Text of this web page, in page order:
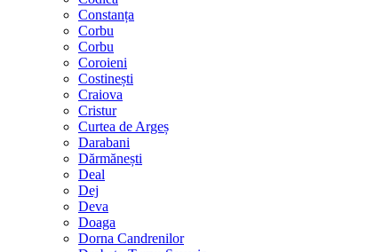
Constanța
Corbu
Corbu
Coroieni
Costinești
Craiova
Cristur
Curtea de Argeș
Darabani
Dărmănești
Deal
Dej
Deva
Doaga
Dorna Candrenilor